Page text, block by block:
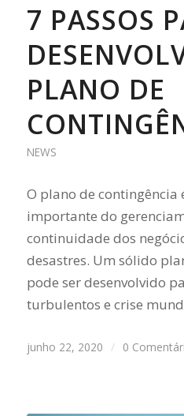
7 PASSOS
PLANO DE
NEWS
O plano de contingência
importante do
continuidade dos
desastres. Um sólido
pode ser desenvolvido
turbulentos e crise
junho 22, 2020 / 0